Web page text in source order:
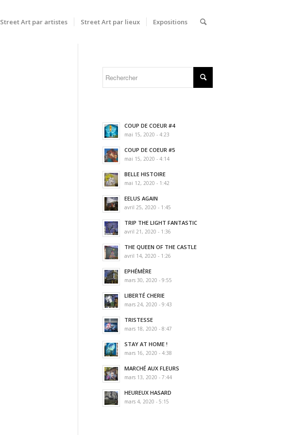
Street Art par artistes Street Art par lieux Expositions
COUP DE COEUR #4
mai 15, 2020 - 4:23
COUP DE COEUR #5
mai 15, 2020 - 4:14
BELLE HISTOIRE
mai 12, 2020 - 1:42
EELUS AGAIN
avril 25, 2020 - 1:45
TRIP THE LIGHT FANTASTIC
avril 21, 2020 - 1:36
THE QUEEN OF THE CASTLE
avril 14, 2020 - 1:26
EPHÉMÈRE
mars 30, 2020 - 9:55
LIBERTÉ CHERIE
mars 24, 2020 - 9:43
TRISTESSE
mars 18, 2020 - 8:47
STAY AT HOME !
mars 16, 2020 - 4:38
MARCHÉ AUX FLEURS
mars 13, 2020 - 7:44
HEUREUX HASARD
mars 4, 2020 - 5:15